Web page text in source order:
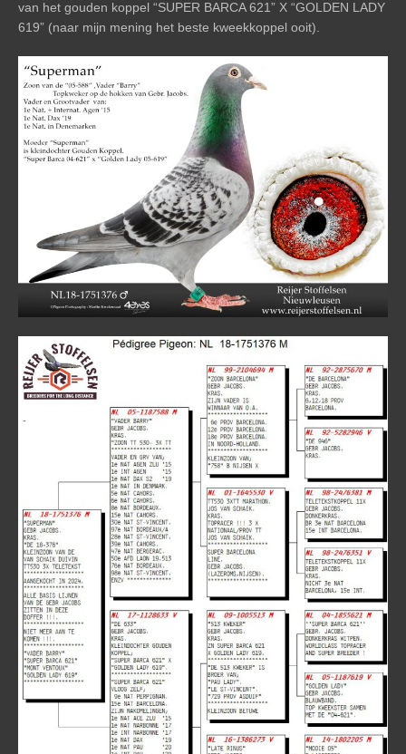
van het gouden koppel “SUPER BARCA 621” X “GOLDEN LADY
619” (naar mijn mening het beste kweekkoppel ooit).